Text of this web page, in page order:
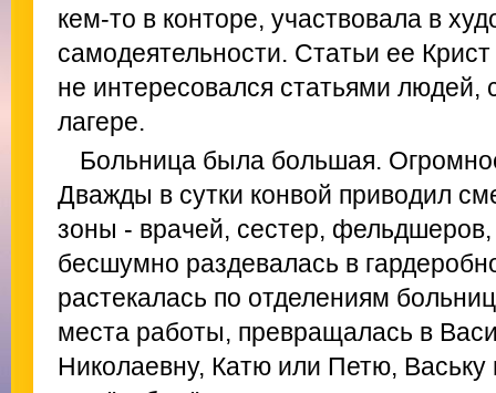
кем-то в конторе, участвовала в
самодеятельности. Статьи ее Крист
не интересовался статьями людей,
лагере.
Больница была большая.
Дважды в сутки конвой приводил
зоны - врачей, сестер, фельдшеров,
бесшумно раздевалась в
растекалась по отделениям
места работы, превращалась в
Николаевну, Катю или Петю, Ваську